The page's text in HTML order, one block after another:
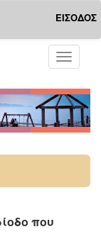
ΕΙΣΟΔΟΣ
Toggle
που